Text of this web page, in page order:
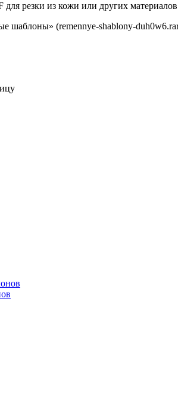
резки из кожи или других
шаблоны» (remennye-shablony-